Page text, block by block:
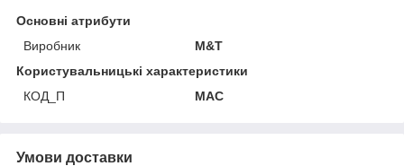
Основні атрибути
Виробник
M&T
Користувальницькі характеристики
КОД_П
MAC
Умови доставки